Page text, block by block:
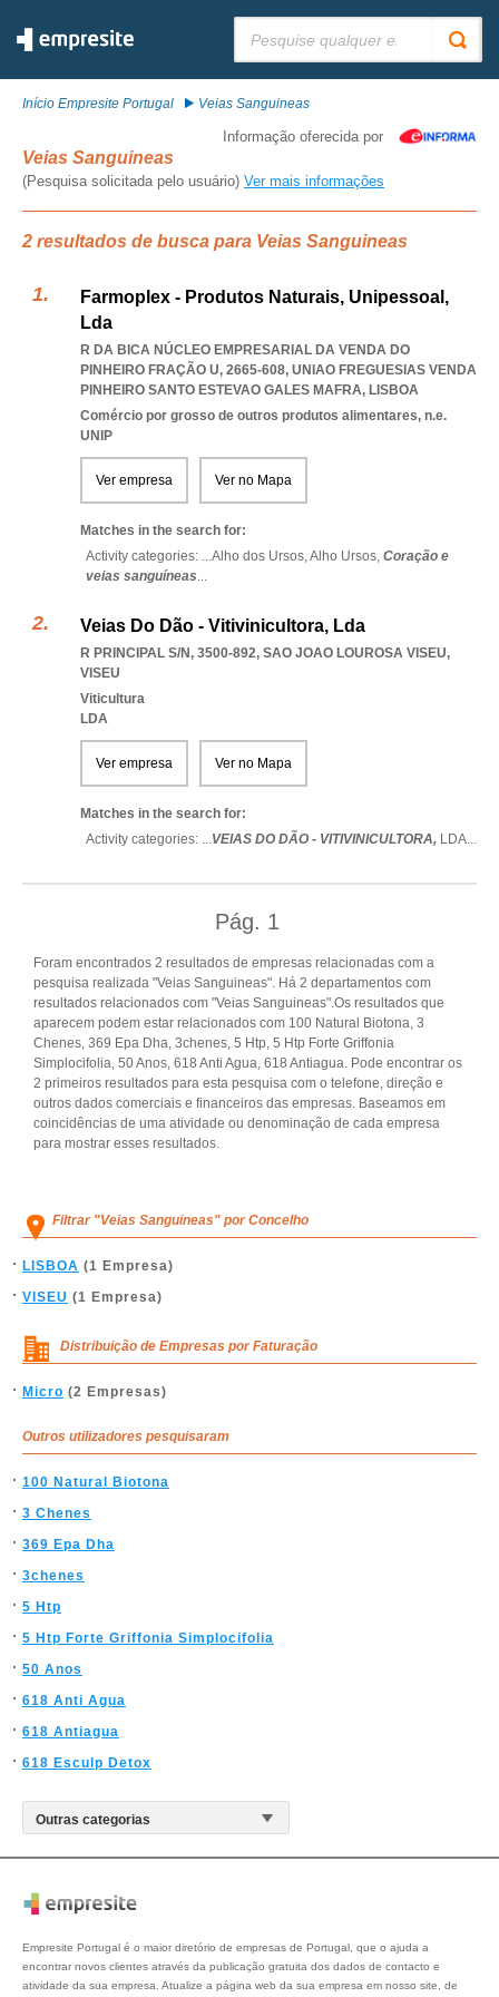
Início Empresite Portugal Veias Sanguineas
Informação oferecida por
Veias Sanguineas
(Pesquisa solicitada pelo usuário) Ver mais informações
2 resultados de busca para Veias Sanguineas
Farmoplex - Produtos Naturais, Unipessoal,
Lda
R DA BICA NÚCLEO EMPRESARIAL DA VENDA DO
PINHEIRO FRAÇÃO U, 2665-608, UNIAO FREGUESIAS VENDA
PINHEIRO SANTO ESTEVAO GALES MAFRA, LISBOA
Comércio por grosso de outros produtos alimentares, n.e.
UNIP
Ver empresa Ver no Mapa
Matches in the search for:
Activity categories: ...Alho dos Ursos,Alho Ursos, Coração e
veias sanguíneas...
Veias Do Dão - Vitivinicultora, Lda
R PRINCIPAL S/N, 3500-892, SAO JOAO LOUROSA VISEU,
VISEU
Viticultura
LDA
Ver empresa Ver no Mapa
Matches in the search for:
Activity categories: ...VEIAS DO DÃO - VITIVINICULTORA, LDA...
Pág. 1
Foram encontrados 2 resultados de empresas relacionadas com a
pesquisa realizada "Veias Sanguineas". Há 2 departamentos com
resultados relacionados com "Veias Sanguineas".Os resultados que
aparecem podem estar relacionados com 100 Natural Biotona, 3
Chenes, 369 Epa Dha, 3chenes, 5 Htp, 5 Htp Forte Griffonia
Simplocifolia, 50 Anos, 618 Anti Agua, 618 Antiagua. Pode encontrar os
2 primeiros resultados para esta pesquisa com o telefone, direção e
outros dados comerciais e financeiros das empresas. Baseamos em
coincidências de uma atividade ou denominação de cada empresa
para mostrar esses resultados.
Filtrar "Veias Sanguineas" por Concelho
LISBOA (1 Empresa)
VISEU (1 Empresa)
Distribuição de Empresas por Faturação
Micro (2 Empresas)
Outros utilizadores pesquisaram
100 Natural Biotona
3 Chenes
369 Epa Dha
3chenes
5 Htp
5 Htp Forte Griffonia Simplocifolia
50 Anos
618 Anti Agua
618 Antiagua
618 Esculp Detox
Empresite Portugal é o maior diretório de empresas de Portugal, que o ajuda a
encontrar novos clientes através da publicação gratuita dos dados de contacto e
atividade da sua empresa. Atualize a página web da sua empresa em nosso site, de